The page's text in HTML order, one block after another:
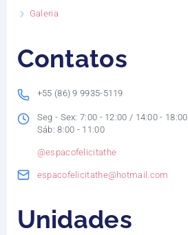
Galeria
Contatos
+55 (86) 9 9935-5119
Seg - Sex: 7:00 - 12:00 / 14:00 - 18:00
Sáb: 8:00 - 11:00
@espacofelicitathe
espacofelicitathe@hotmail.com
Unidades